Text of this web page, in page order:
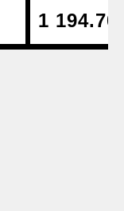
1 194.70